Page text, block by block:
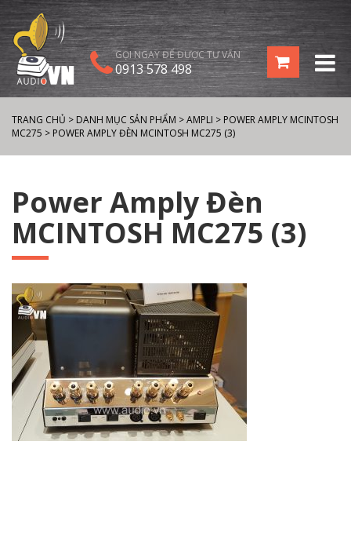
GỌI NGAY ĐỂ ĐƯỢC TƯ VẤN
0913 578 498
TRANG CHỦ > DANH MỤC SẢN PHẨM >AMPLI > POWER AMPLY MCINTOSH
MC275 > POWER AMPLY ĐÈN MCINTOSH MC275 (3)
Power Amply Đèn
MCINTOSH MC275 (3)